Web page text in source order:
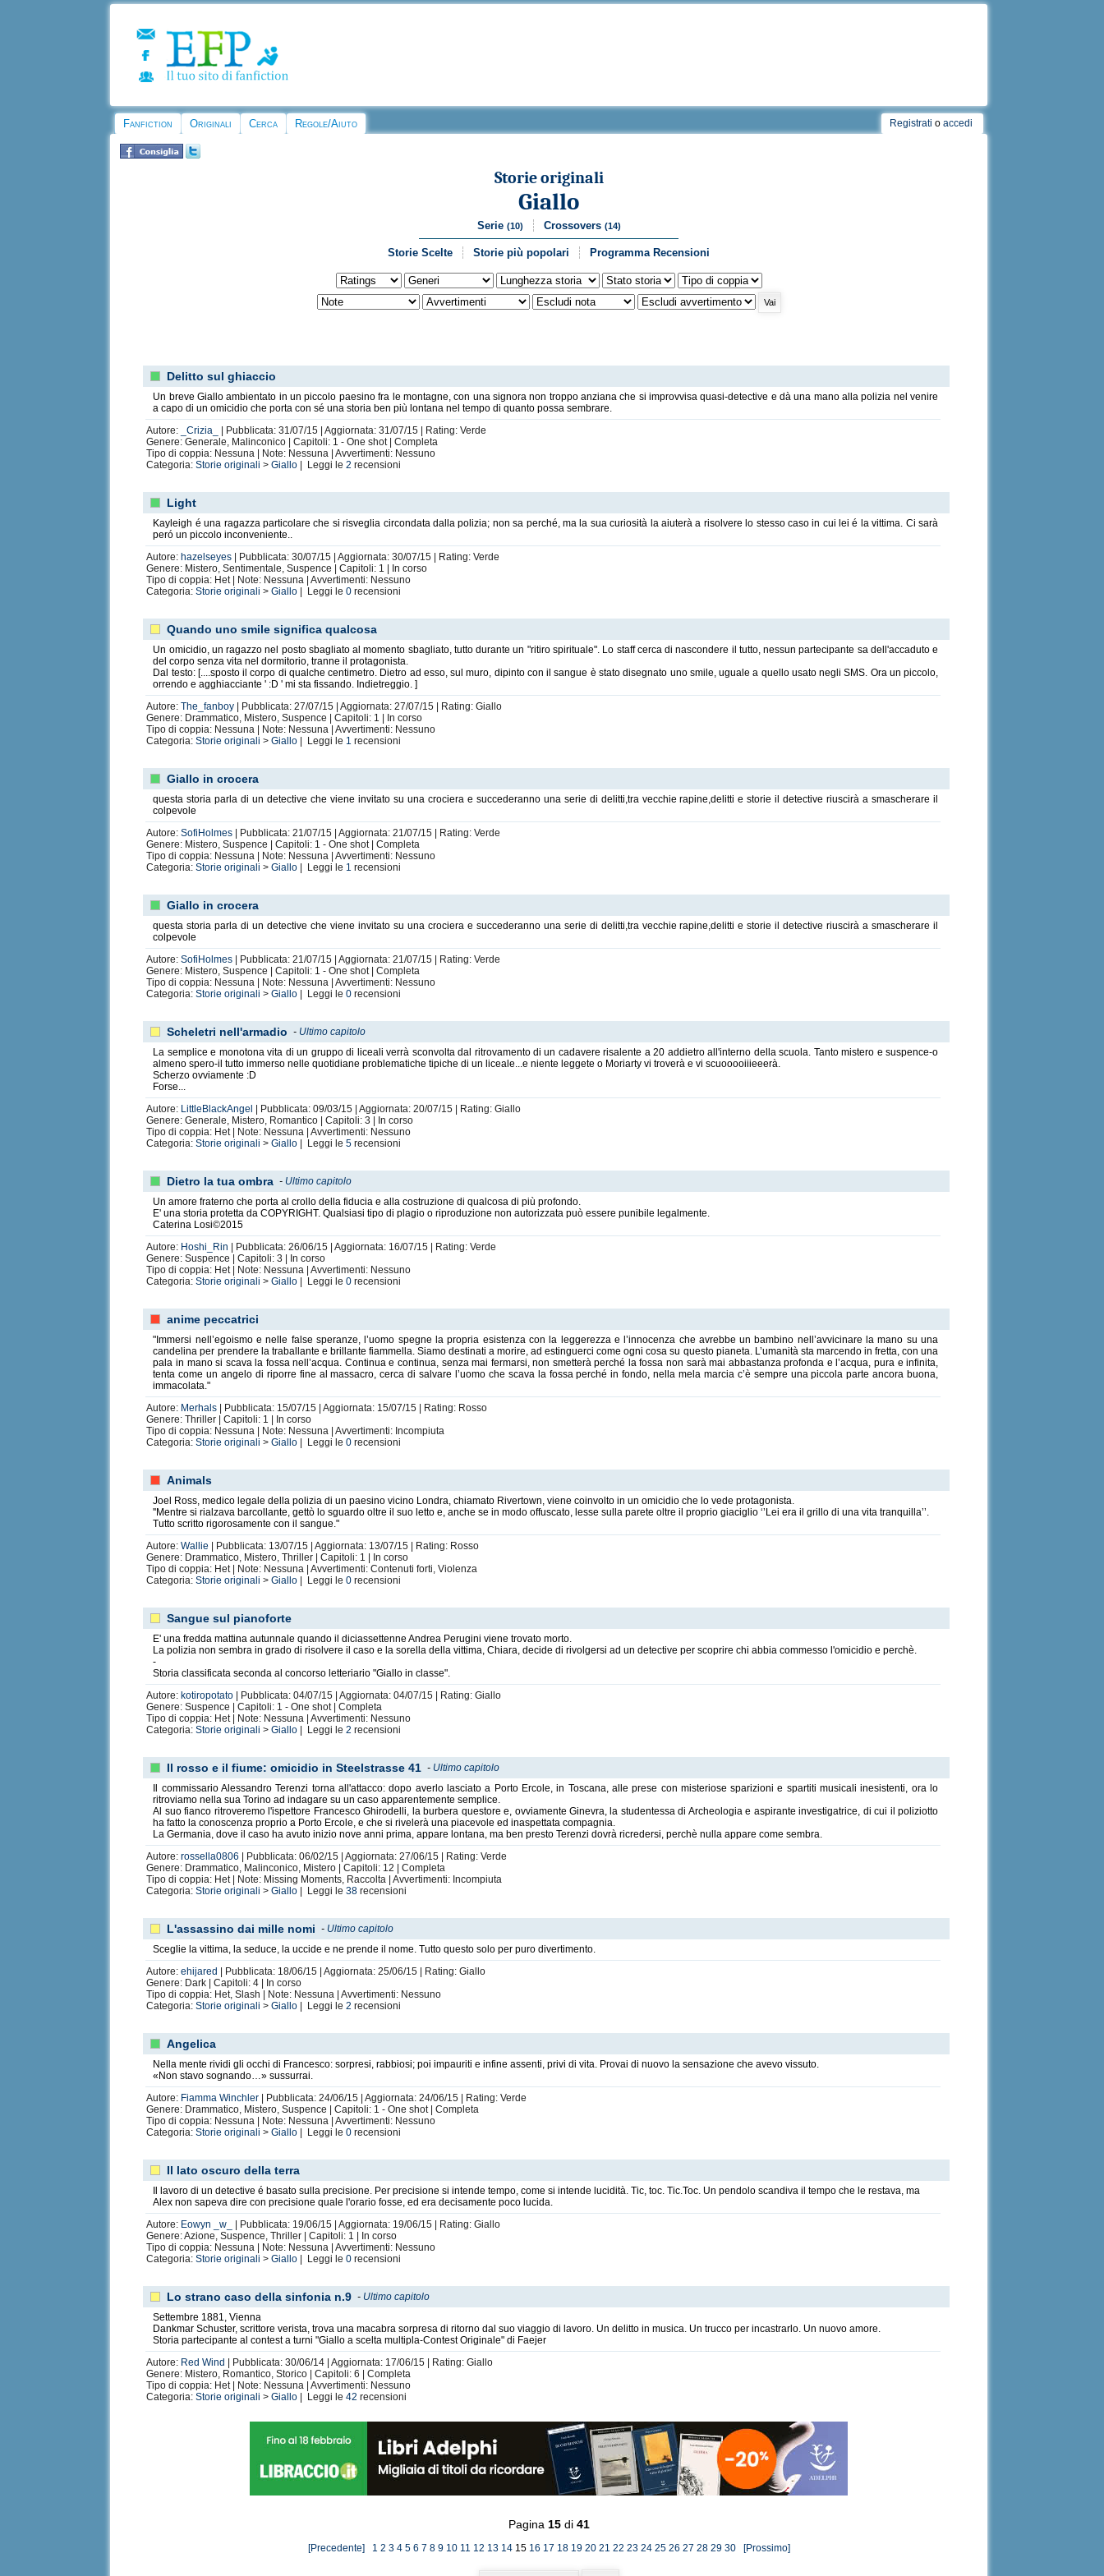
Fanfiction Originali Cerca Regole/Aiuto Registrati o accedi
Storie originali
Giallo
Serie (10) Crossovers (14)
Storie Scelte Storie più popolari Programma Recensioni
Delitto sul ghiaccio
Un breve Giallo ambientato in un piccolo paesino fra le montagne, con una signora non troppo anziana che si improvvisa quasi-detective e dà una mano alla polizia nel venire
a capo di un omicidio che porta con sé una storia ben più lontana nel tempo di quanto possa sembrare.
Autore:
_Crizia_
| Pubblicata: 31/07/15 | Aggiornata: 31/07/15 | Rating: Verde
Genere: Generale, Malinconico | Capitoli: 1 - One shot | Completa
Tipo di coppia: Nessuna | Note: Nessuna | Avvertimenti: Nessuno
Categoria:Storie originali >Giallo | Leggi le2 recensioni
Light
Kayleigh é una ragazza particolare che si risveglia circondata dalla polizia; non sa perché, ma la sua curiosità la aiuterà a risolvere lo stesso caso in cui lei é la vittima. Ci sarà
peró un piccolo inconveniente..
Autore: hazelseyes | Pubblicata: 30/07/15 | Aggiornata: 30/07/15 | Rating: Verde
Genere: Mistero, Sentimentale, Suspence | Capitoli: 1 | In corso
Tipo di coppia: Het | Note: Nessuna | Avvertimenti: Nessuno
Categoria:Storie originali >Giallo | Leggi le0 recensioni
Quando uno smile significa qualcosa
Un omicidio, un ragazzo nel posto sbagliato al momento sbagliato, tutto durante un "ritiro spirituale". Lo staff cerca di nascondere il tutto, nessun partecipante sa dell'accaduto e
del corpo senza vita nel dormitorio, tranne il protagonista.
Dal testo: [....sposto il corpo di qualche centimetro. Dietro ad esso, sul muro, dipinto con il sangue è stato disegnato uno smile, uguale a quello usato negli SMS. Ora un piccolo,
orrendo e agghiacciante ' :D ' mi sta fissando. Indietreggio. ]
Autore:The_fanboy | Pubblicata: 27/07/15 | Aggiornata: 27/07/15 | Rating: Giallo
Genere: Drammatico, Mistero, Suspence | Capitoli: 1 | In corso
Tipo di coppia: Nessuna | Note: Nessuna | Avvertimenti: Nessuno
Categoria:Storie originali >Giallo | Leggi le 1 recensioni
Giallo in crocera
questa storia parla di un detective che viene invitato su una crociera e succederanno una serie di delitti,tra vecchie rapine,delitti e storie il detective riuscirà a smascherare il
colpevole
Autore:SofiHolmes | Pubblicata: 21/07/15 | Aggiornata: 21/07/15 | Rating: Verde
Genere: Mistero, Suspence | Capitoli: 1 - One shot | Completa
Tipo di coppia: Nessuna | Note: Nessuna | Avvertimenti: Nessuno
Categoria:Storie originali >Giallo | Leggi le 1 recensioni
Giallo in crocera
questa storia parla di un detective che viene invitato su una crociera e succederanno una serie di delitti,tra vecchie rapine,delitti e storie il detective riuscirà a smascherare il
colpevole
Autore:SofiHolmes | Pubblicata: 21/07/15 | Aggiornata: 21/07/15 | Rating: Verde
Genere: Mistero, Suspence | Capitoli: 1 - One shot | Completa
Tipo di coppia: Nessuna | Note: Nessuna | Avvertimenti: Nessuno
Categoria:Storie originali >Giallo | Leggi le0 recensioni
Scheletri nell'armadio - Ultimo capitolo
La semplice e monotona vita di un gruppo di liceali verrà sconvolta dal ritrovamento di un cadavere risalente a 20 addietro all'interno della scuola. Tanto mistero e suspence-o
almeno spero-il tutto immerso nelle quotidiane problematiche tipiche di un liceale...e niente leggete o Moriarty vi troverà e vi scuooooiiieeerà.
Scherzo ovviamente :D
Forse...
Autore: LittleBlackAngel
| Pubblicata: 09/03/15 | Aggiornata: 20/07/15 | Rating: Giallo
Genere: Generale, Mistero, Romantico | Capitoli: 3 | In corso
Tipo di coppia: Het | Note: Nessuna | Avvertimenti: Nessuno
Categoria:Storie originali >Giallo | Leggi le5 recensioni
Dietro la tua ombra - Ultimo capitolo
Un amore fraterno che porta al crollo della fiducia e alla costruzione di qualcosa di più profondo.
E' una storia protetta da COPYRIGHT. Qualsiasi tipo di plagio o riproduzione non autorizzata può essere punibile legalmente.
Caterina Losi©2015
Autore: Hoshi_Rin
| Pubblicata: 26/06/15 | Aggiornata: 16/07/15 | Rating: Verde
Genere: Suspence | Capitoli: 3 | In corso
Tipo di coppia: Het | Note: Nessuna | Avvertimenti: Nessuno
Categoria:Storie originali >Giallo | Leggi le0 recensioni
anime peccatrici
"Immersi nell’egoismo e nelle false speranze, l’uomo spegne la propria esistenza con la leggerezza e l’innocenza che avrebbe un bambino nell’avvicinare la mano su una
candelina per prendere la traballante e brillante fiammella. Siamo destinati a morire, ad estinguerci come ogni cosa su questo pianeta. L’umanità sta marcendo in fretta, con una
pala in mano si scava la fossa nell’acqua. Continua e continua, senza mai fermarsi, non smetterà perché la fossa non sarà mai abbastanza profonda e l’acqua, pura e infinita,
tenta come un angelo di riporre fine al massacro, cerca di salvare l’uomo che scava la fossa perché in fondo, nella mela marcia c’è sempre una piccola parte ancora buona,
immacolata."
Autore: Merhals | Pubblicata: 15/07/15 | Aggiornata: 15/07/15 | Rating: Rosso
Genere: Thriller | Capitoli: 1 | In corso
Tipo di coppia: Nessuna | Note: Nessuna | Avvertimenti: Incompiuta
Categoria:Storie originali >Giallo | Leggi le0 recensioni
Animals
Joel Ross, medico legale della polizia di un paesino vicino Londra, chiamato Rivertown, viene coinvolto in un omicidio che lo vede protagonista.
''Mentre si rialzava barcollante, gettò lo sguardo oltre il suo letto e, anche se in modo offuscato, lesse sulla parete oltre il proprio giaciglio ‘’Lei era il grillo di una vita tranquilla’’.
Tutto scritto rigorosamente con il sangue."
Autore:Wallie
| Pubblicata: 13/07/15 | Aggiornata: 13/07/15 | Rating: Rosso
Genere: Drammatico, Mistero, Thriller | Capitoli: 1 | In corso
Tipo di coppia: Het | Note: Nessuna | Avvertimenti: Contenuti forti, Violenza
Categoria:Storie originali >Giallo | Leggi le0 recensioni
Sangue sul pianoforte
E' una fredda mattina autunnale quando il diciassettenne Andrea Perugini viene trovato morto.
La polizia non sembra in grado di risolvere il caso e la sorella della vittima, Chiara, decide di rivolgersi ad un detective per scoprire chi abbia commesso l'omicidio e perchè.
-
Storia classificata seconda al concorso letteriario "Giallo in classe".
Autore: kotiropotato | Pubblicata: 04/07/15 | Aggiornata: 04/07/15 | Rating: Giallo
Genere: Suspence | Capitoli: 1 - One shot | Completa
Tipo di coppia: Het | Note: Nessuna | Avvertimenti: Nessuno
Categoria:Storie originali >Giallo | Leggi le2 recensioni
Il rosso e il fiume: omicidio in Steelstrasse 41 - Ultimo capitolo
Il commissario Alessandro Terenzi torna all'attacco: dopo averlo lasciato a Porto Ercole, in Toscana, alle prese con misteriose sparizioni e spartiti musicali inesistenti, ora lo
ritroviamo nella sua Torino ad indagare su un caso apparentemente semplice.
Al suo fianco ritroveremo l'ispettore Francesco Ghirodelli, la burbera questore e, ovviamente Ginevra, la studentessa di Archeologia e aspirante investigatrice, di cui il poliziotto
ha fatto la conoscenza proprio a Porto Ercole, e che si rivelerà una piacevole ed inaspettata compagnia.
La Germania, dove il caso ha avuto inizio nove anni prima, appare lontana, ma ben presto Terenzi dovrà ricredersi, perchè nulla appare come sembra.
Autore:rossella0806
| Pubblicata: 06/02/15 | Aggiornata: 27/06/15 | Rating: Verde
Genere: Drammatico, Malinconico, Mistero | Capitoli: 12 | Completa
Tipo di coppia: Het | Note: Missing Moments, Raccolta | Avvertimenti: Incompiuta
Categoria:Storie originali >Giallo | Leggi le38 recensioni
L'assassino dai mille nomi - Ultimo capitolo
Sceglie la vittima, la seduce, la uccide e ne prende il nome. Tutto questo solo per puro divertimento.
Autore:ehijared
| Pubblicata: 18/06/15 | Aggiornata: 25/06/15 | Rating: Giallo
Genere: Dark | Capitoli: 4 | In corso
Tipo di coppia: Het, Slash | Note: Nessuna | Avvertimenti: Nessuno
Categoria:Storie originali >Giallo | Leggi le2 recensioni
Angelica
Nella mente rividi gli occhi di Francesco: sorpresi, rabbiosi; poi impauriti e infine assenti, privi di vita. Provai di nuovo la sensazione che avevo vissuto.
«Non stavo sognando…» sussurrai.
Autore: Fiamma Winchler | Pubblicata: 24/06/15 | Aggiornata: 24/06/15 | Rating: Verde
Genere: Drammatico, Mistero, Suspence | Capitoli: 1 - One shot | Completa
Tipo di coppia: Nessuna | Note: Nessuna | Avvertimenti: Nessuno
Categoria:Storie originali >Giallo | Leggi le0 recensioni
Il lato oscuro della terra
Il lavoro di un detective é basato sulla precisione. Per precisione si intende tempo, come si intende lucidità. Tic, toc. Tic.Toc. Un pendolo scandiva il tempo che le restava, ma
Alex non sapeva dire con precisione quale l'orario fosse, ed era decisamente poco lucida.
Autore: Eowyn _w_
| Pubblicata: 19/06/15 | Aggiornata: 19/06/15 | Rating: Giallo
Genere: Azione, Suspence, Thriller | Capitoli: 1 | In corso
Tipo di coppia: Nessuna | Note: Nessuna | Avvertimenti: Nessuno
Categoria:Storie originali >Giallo | Leggi le0 recensioni
Lo strano caso della sinfonia n.9 - Ultimo capitolo
Settembre 1881, Vienna
Dankmar Schuster, scrittore verista, trova una macabra sorpresa di ritorno dal suo viaggio di lavoro. Un delitto in musica. Un trucco per incastrarlo. Un nuovo amore.
Storia partecipante al contest a turni "Giallo a scelta multipla-Contest Originale" di Faejer
Autore: Red Wind
| Pubblicata: 30/06/14 | Aggiornata: 17/06/15 | Rating: Giallo
Genere: Mistero, Romantico, Storico | Capitoli: 6 | Completa
Tipo di coppia: Het | Note: Nessuna | Avvertimenti: Nessuno
Categoria:Storie originali >Giallo | Leggi le42 recensioni
Pagina 15di 41
[Precedente] 1 2 3 4 5 6 7 8 9 10 11 12 13 1415 16 17 18 19 20 21 22 23 24 25 26 27 28 29 30 [Prossimo]